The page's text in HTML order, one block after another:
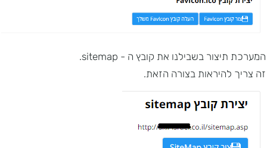
המערכת תיצור בשבילנו את קובץ ה - sitemap.
זה צריך להיראות בצורה הזאת.